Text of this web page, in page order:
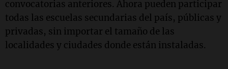
convocatorias anteriores. Ahora pueden participar
todas las escuelas secundarias del país, públicas y
privadas, sin importar el tamaño de las
localidades y ciudades donde están instaladas.